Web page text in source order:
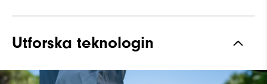
Dämpning Firm
Utforska teknologin